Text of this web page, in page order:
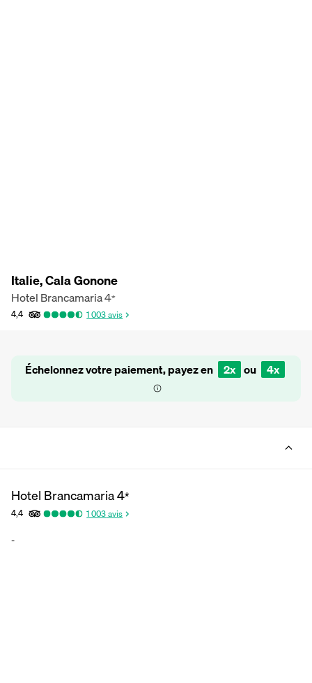
Italie, Cala Gonone
Hotel Brancamaria4*
4,4 1 003avis
Échelonnez votre paiement, payez en 2x ou 4x
Hotel Brancamaria4*
4,4 1 003avis
-